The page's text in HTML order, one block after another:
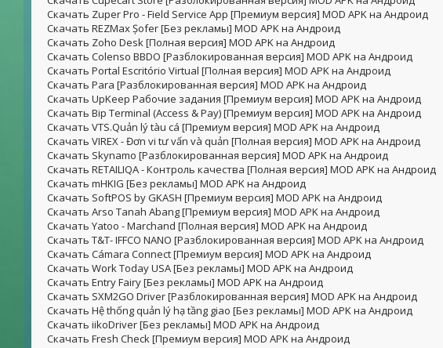
Скачать Zuper Pro - Field Service App [Премиум версия] MOD APK на Андроид
Скачать REZMax Șofer [Без рекламы] MOD APK на Андроид
Скачать Zoho Desk [Полная версия] MOD APK на Андроид
Скачать Colenso BBDO [Разблокированная версия] MOD APK на Андроид
Скачать Portal Escritório Virtual [Полная версия] MOD APK на Андроид
Скачать Para [Разблокированная версия] MOD APK на Андроид
Скачать UpKeep Рабочие задания [Премиум версия] MOD APK на Андроид
Скачать Bip Terminal (Access & Pay) [Премиум версия] MOD APK на Андроид
Скачать VTS.Quản lý tàu cá [Премиум версия] MOD APK на Андроид
Скачать VIREX - Đơn vi tư vấn và quản [Полная версия] MOD APK на Андроид
Скачать Skynamo [Разблокированная версия] MOD APK на Андроид
Скачать RETAILIQA - Контроль качества [Полная версия] MOD APK на Андроид
Скачать mHKIG [Без рекламы] MOD APK на Андроид
Скачать SoftPOS by GKASH [Премиум версия] MOD APK на Андроид
Скачать Arso Tanah Abang [Премиум версия] MOD APK на Андроид
Скачать Yatoo - Marchand [Полная версия] MOD APK на Андроид
Скачать T&T- IFFCO NANO [Разблокированная версия] MOD APK на Андроид
Скачать Cámara Connect [Премиум версия] MOD APK на Андроид
Скачать Work Today USA [Без рекламы] MOD APK на Андроид
Скачать Entry Fairy [Без рекламы] MOD APK на Андроид
Скачать SXM2GO Driver [Разблокированная версия] MOD APK на Андроид
Скачать Hệ thống quản lý hạ tầng giao [Без рекламы] MOD APK на Андроид
Скачать iikoDriver [Без рекламы] MOD APK на Андроид
Скачать Fresh Check [Премиум версия] MOD APK на Андроид